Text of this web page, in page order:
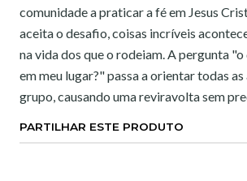
comunidade a praticar a fé em Jesus
aceita o desafio, coisas incríveis
na vida dos que o rodeiam. A pergunta "o
em meu lugar?" passa a orientar todas as
grupo, causando uma reviravolta sem
PARTILHAR ESTE PRODUTO